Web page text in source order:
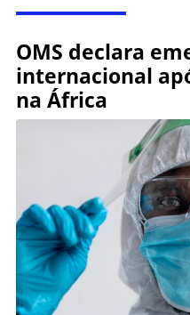
OMS declara
internacional
na África